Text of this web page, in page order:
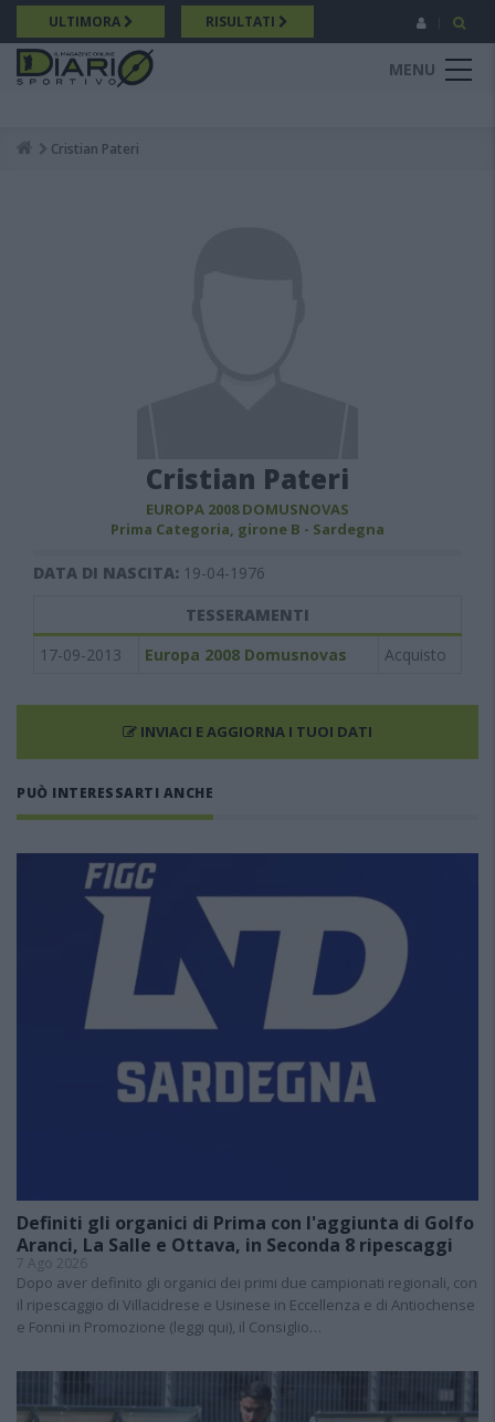
Salta
al
contenuto
principale
ULTIMORA RISULTATI
MENU
Breadcrumb
Cristian Pateri
Cristian Pateri
EUROPA 2008 DOMUSNOVAS
Prima Categoria, girone B - Sardegna
DATA DI NASCITA: 19-04-1976
TESSERAMENTI
17-09-2013
Europa 2008 Domusnovas Acquisto
INVIACI E AGGIORNA I TUOI DATI
PUÒ INTERESSARTI ANCHE
Definiti gli organici di Prima con l'aggiunta di Golfo
Aranci, La Salle e Ottava, in Seconda 8 ripescaggi
7 Ago 2026
Dopo aver definito gli organici dei primi due campionati regionali, con
il ripescaggio di Villacidrese e Usinese in Eccellenza e di Antiochense
e Fonni in Promozione (leggi qui), il Consiglio…